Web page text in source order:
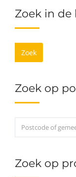
Zoek in
Zoek
Zoek op
Zoek op